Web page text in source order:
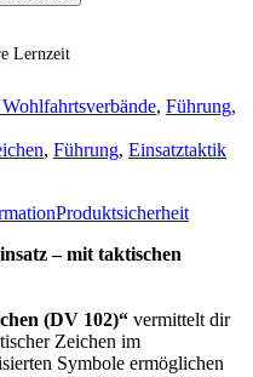
Lernzeit
, Führung,
, Führung, Einsatztaktik
Produktsicherheit
– mit taktischen
(DV 102)“ vermittelt dir
Zeichen im
Symbole ermöglichen